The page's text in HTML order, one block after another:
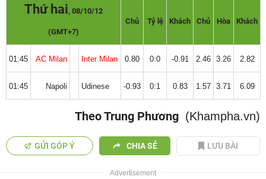
Thứ hai, 08/10/12
(GMT+7)
Chủ Tỷ lệ Khách Chủ Hòa Khách
01:45 AC Milan Inter Milan 0.80 0:0 -0.91 2.46 3.26 2.82
01:45 Napoli Udinese -0.93 0:1 0.83 1.57 3.71 6.09
Theo Trung Phương (Khampha.vn)
GỬI GÓP Ý CHIA SẺ LƯU BÀI